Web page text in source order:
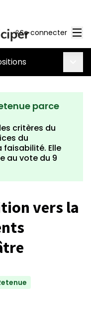
Se connecter
parce
critères du
du
Elle
au vote du 9
vers la